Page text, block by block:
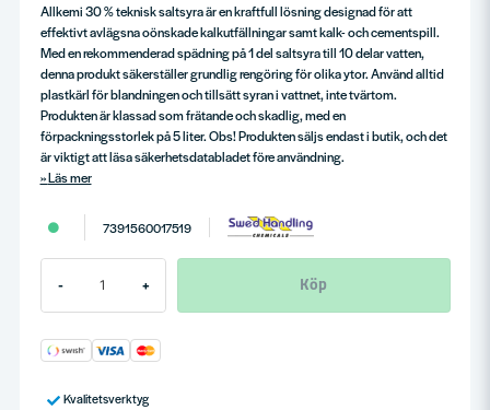
Allkemi 30 % teknisk saltsyra är en kraftfull lösning designad för att
effektivt avlägsna oönskade kalkutfällningar samt kalk- och cementspill.
Med en rekommenderad spädning på 1 del saltsyra till 10 delar vatten,
denna produkt säkerställer grundlig rengöring för olika ytor. Använd alltid
plastkärl för blandningen och tillsätt syran i vattnet, inte tvärtom.
Produkten är klassad som frätande och skadlig, med en
förpackningsstorlek på 5 liter. Obs! Produkten säljs endast i butik, och det
är viktigt att läsa säkerhetsdatabladet före användning.
Läs mer
7391560017519
- + Köp
Kvalitetsverktyg